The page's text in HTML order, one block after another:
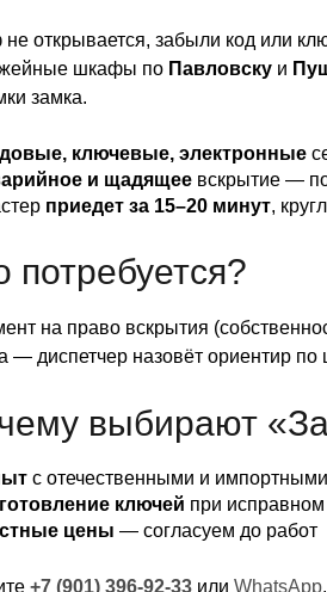
открывается, забыли код или
шкафы по Павловску и
замка.
ключевые, электронные
и щадящеевскрытие —
приедет за 15–20 минут,
потребуется?
на право вскрытия
— диспетчер назовёт ориентир по
выбирают
с отечественными и
ключей при исправном
цены — согласуем до работ
+7 (901) 396-92-33или WhatsApp.